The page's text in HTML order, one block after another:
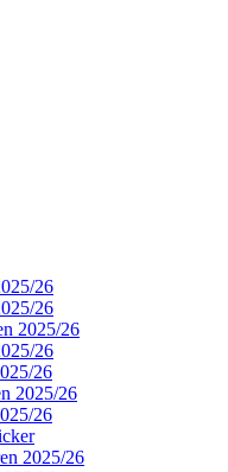
26
26
2025/26
26
26
2025/26
26
2025/26